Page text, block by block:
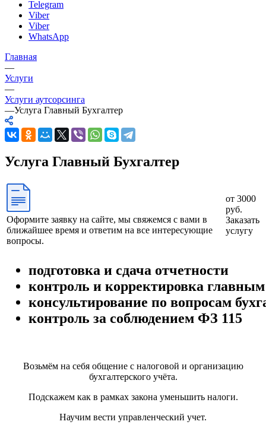
Telegram
Viber
Viber
WhatsApp
Главная
—
Услуги
—
Услуги аутсорсинга
—Услуга Главный Бухгалтер
Услуга Главный Бухгалтер
Оформите заявку на сайте, мы свяжемся с вами в
ближайшее время и ответим на все интересующие
вопросы.
от 3000
руб.
Заказать
услугу
подготовка и сдача отчетности
контроль и корректировка главным
консультирование по вопросам
контроль за соблюдением ФЗ 115
Возьмём на себя общение с налоговой и организацию
бухгалтерского учёта.
Подскажем как в рамках закона уменьшить налоги.
Научим вести управленческий учет.